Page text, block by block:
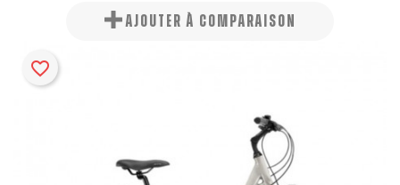
AJOUTER À COMPARAISON
favorite_border